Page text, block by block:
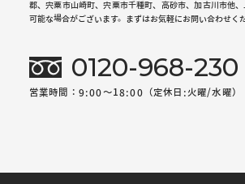
郡、宍粟市山崎町、宍粟市千種町、高砂市、加古川市他
可能な場合がございます。まずはお気軽にお問い合わせく
0120-968-230
営業時間：9:00～18:00（定休日:火曜/水曜）